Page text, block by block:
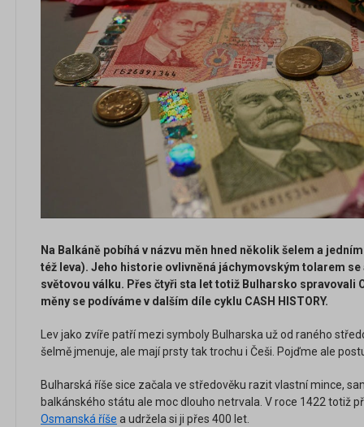
Na Balkáně pobíhá v názvu měn hned několik šelem a
též leva). Jeho historie ovlivněná jáchymovským tolarem se
světovou válku. Přes čtyři sta let totiž Bulharsko spravovali
měny se podíváme v dalším díle cyklu CASH HISTORY.
Lev jako zvíře patří mezi symboly Bulharska už od raného
šelmě jmenuje, ale mají prsty tak trochu i Češi. Pojďme ale
Bulharská říše sice začala ve středověku razit vlastní mince,
balkánského státu ale moc dlouho netrvala. V roce 1422 totiž
Osmanská říše a udržela si ji přes 400 let.